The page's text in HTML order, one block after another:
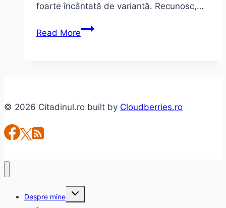
foarte încântată de variantă. Recunosc,…
Read MoreCasa
© 2026 Citadinul.ro built by Cloudberries.ro
Despre mine
Toggle